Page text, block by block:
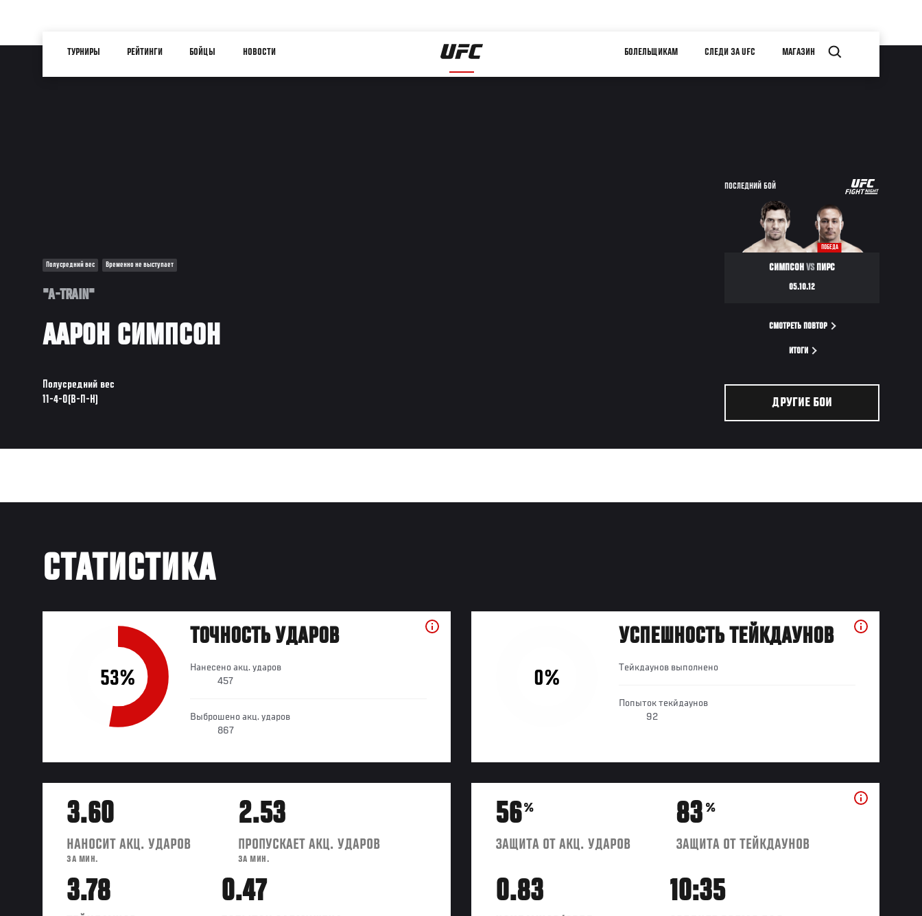
navigation
ТУРНИРЫ РЕЙТИНГИ БОЙЦЫ НОВОСТИ БОЛЕЛЬЩИКАМ СЛЕДИ ЗА UFC МАГАЗИН
Полусредний вес Временно не выступает
"A-TRAIN"
ААРОН СИМПСОН
Полусредний вес
11-4-0(В-П-Н)
ПОСЛЕДНИЙ БОЙ
UFC
ПОБЕДА
СИМПСОНVSПИРС
05.10.12
СМОТРЕТЬ ПОВТОР
ИТОГИ
ДРУГИЕ БОИ
СТАТИСТИКА
53%
ТОЧНОСТЬ УДАРОВ
Нанесено акц. ударов
457
Выброшено акц. ударов
867
0%
УСПЕШНОСТЬ ТЕЙКДАУНОВ
Тейкдаунов выполнено
Попыток текйдаунов
92
3.60
НАНОСИТ АКЦ. УДАРОВ
ЗА МИН.
2.53
ПРОПУСКАЕТ АКЦ. УДАРОВ
ЗА МИН.
3.78 0.47
56%
ЗАЩИТА ОТ АКЦ. УДАРОВ
83 %
ЗАЩИТА ОТ ТЕЙКДАУНОВ
0.83 10:35